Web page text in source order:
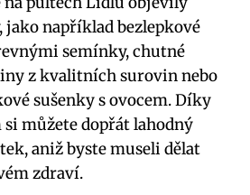
například bezlepkové
semínky, chutné
z kvalitních surovin nebo
sušenky s ovocem. Díky
můžete dopřát lahodný
aniž byste museli dělat
zdraví.